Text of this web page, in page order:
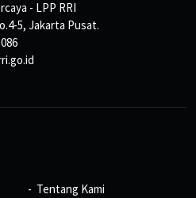
- LPP RRI
5, Jakarta Pusat.
Tentang Kami